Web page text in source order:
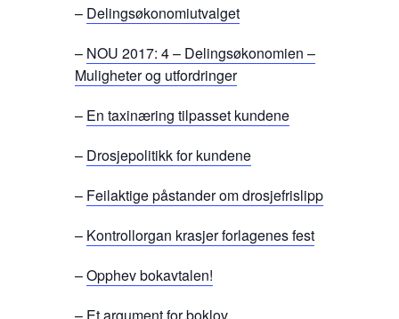
– Delingsøkonomiutvalget
– NOU 2017: 4 – Delingsøkonomien –
Muligheter og utfordringer
– En taxinæring tilpasset kundene
– Drosjepolitikk for kundene
– Feilaktige påstander om drosjefrislipp
– Kontrollorgan krasjer forlagenes fest
–Opphev bokavtalen!
– Et argument for boklov